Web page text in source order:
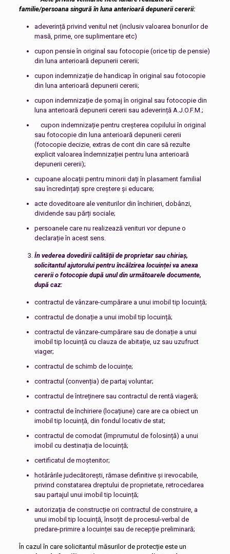
familie/persoana singură în luna anterioară depunerii cererii:
adeverință privind venitul net (inclusiv valoarea bonurilor de
masă, prime, ore suplimentare etc)
cupon pensie în original sau fotocopie (orice tip de pensie)
din luna anterioară depunerii cererii;
cupon indemnizație de handicap în original sau fotocopie
din luna anterioară depunerii cererii;
cupon indemnizație de șomaj în original sau fotocopie din
luna anterioară depunerii cererii sau adeverință A.J.O.F.M.;
cupon indemnizație pentru creșterea copilului în original
sau fotocopie din luna anterioară depunerii cererii
(fotocopie decizie, extras de cont din care să rezulte
explicit valoarea îndemnizației pentru luna anterioară
depunerii cererii);
cupoane alocații pentru minorii dați în plasament familial
sau încredințați spre creștere și educare;
acte doveditoare ale veniturilor din închirieri, dobânzi,
dividende sau părți sociale;
persoanele care nu realizează venituri vor depune o
declarație în acest sens.
În vederea dovedirii calității de proprietar sau chiriaș,
solicitantul ajutorului pentru încălzirea locuinței va anexa
cererii o fotocopie după unul din următoarele documente,
după caz:
contractul de vânzare-cumpărare a unui imobil tip locuință;
contractul de donație a unui imobil tip locuință;
contractul de vânzare-cumpărare sau de donație a unui
imobil tip locuință cu clauza de abitație, uz sau uzufruct
viager;
contractul de schimb de locuințe;
contractul (convenția) de partaj voluntar;
contractul de întreținere sau contractul de rentă viageră;
contractul de închiriere (locațiune) care are ca obiect un
imobil tip locuință, din fondul locativ de stat;
contractul de comodat (împrumutul de folosință) a unui
imobil cu destinația de locuință;
certificatul de moștenitor;
hotărârile judecătorești, rămase definitive și irevocabile,
privind constatarea dreptului de proprietate, retrocedarea
sau partajul unui imobil tip locuință;
autorizația de construcție ori contractul de construire, a
unui imobil tip locuință, însoțit de procesul-verbal de
predare-primire a locuinței sau de recepție preliminară;
În cazul în care solicitantul măsurilor de protecție este un